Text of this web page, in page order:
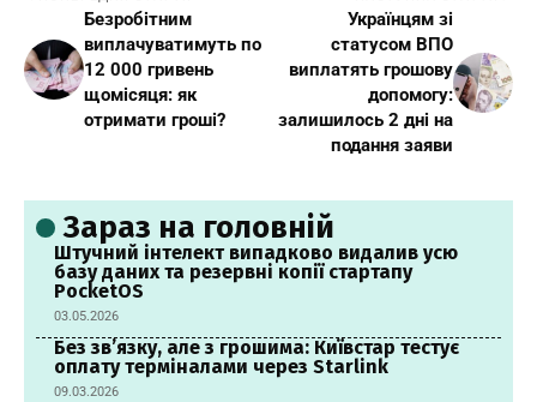
Безробітним
виплачуватимуть по
12 000 гривень
щомісяця: як
отримати гроші?
Українцям зі
статусом ВПО
виплатять грошову
допомогу:
залишилось 2 дні на
подання заяви
Зараз на головній
Штучний інтелект випадково видалив усю
базу даних та резервні копії стартапу
PocketOS
03.05.2026
Без зв’язку, але з грошима: Київстар тестує
оплату терміналами через Starlink
09.03.2026